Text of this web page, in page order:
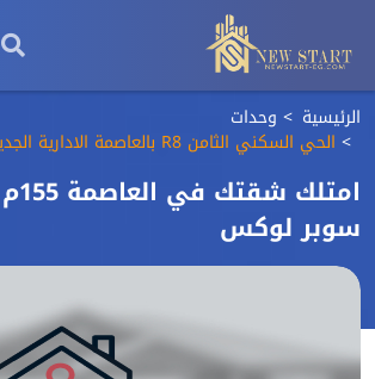
الرئيسية وحدات
الحي السكني الثامن R8 بالعاصمة الادارية الجديدة
سوبر لوكس